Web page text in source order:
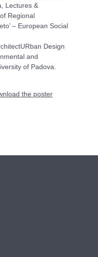
Lectures &
Regional
– European Social
Design
and
of Padova.
the poster